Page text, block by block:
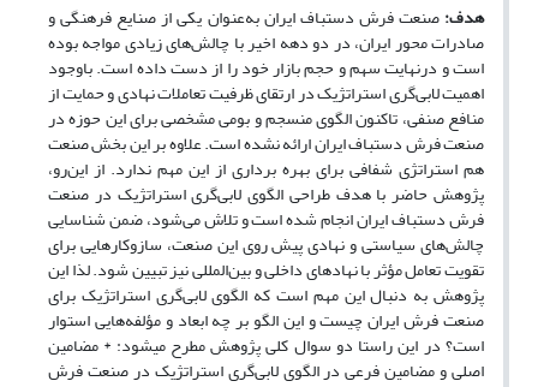
هدف:صنعت فرش دستباف ایران به‌عنوان یکی از صنایع فرهنگی و
صادرات محور ایران، در دو دهه اخیر با چالش‌های زیادی مواجه بوده
است و درنهایت سهم و حجم بازار خود را از دست داده است. باوجود
اهمیت لابی‌گری استراتژیک در ارتقای ظرفیت تعاملات نهادی و حمایت از
منافع صنفی، تاکنون الگوی منسجم و بومی مشخصی برای این حوزه در
صنعت فرش دستباف ایران ارائه نشده است.علاوه بر این بخش صنعت
هم استراتژی شفافی برای بهره برداری از این مهم ندارد. از این‌رو،
پژوهش حاضر با هدف طراحی الگوی لابی‌گری استراتژیک در صنعت
فرش دستباف ایران انجام ‌شده است و تلاش می‌شود، ضمن شناسایی
چالش‌های سیاستی و نهادی پیش روی این صنعت، سازوکارهایی برای
تقویت تعامل مؤثر با نهادهای داخلی و بین‌المللی نیز تبیین شود. لذا این
پژوهش به دنبال این مهم است که الگویلابی‌گری استراتژیک برای
صنعت فرش ایران چیست و این الگو بر چه ابعاد و مؤلفه‌هایی استوار
است؟در این راستا دو سوال کلی پژوهش مطرح می­شود: *مضامین
اصلی و مضامین فرعی در الگوی لابی‌گری استراتژیک در صنعت فرش